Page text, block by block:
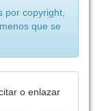
por copyright,
que se
o enlazar